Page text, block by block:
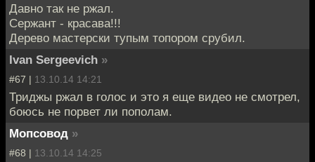
Давно так не ржал.
Сержант - красава!!!
Дерево мастерски тупым топором срубил.
Ivan Sergeevich »
#67 | 13.10.14 14:21
Триджы ржал в голос и это я еще видео не смотрел,
боюсь не порвет ли пополам.
Мопсовод »
#68 | 13.10.14 14:25